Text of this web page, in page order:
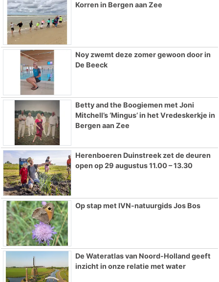
Korren in Bergen aan Zee
Noy zwemt deze zomer gewoon door in
De Beeck
Betty and the Boogiemen met Joni
Mitchell’s ‘Mingus’ in het Vredeskerkje in
Bergen aan Zee
Herenboeren Duinstreek zet de deuren
open op 29 augustus 11.00 – 13.30
Op stap met IVN-natuurgids Jos Bos
De Wateratlas van Noord-Holland geeft
inzicht in onze relatie met water